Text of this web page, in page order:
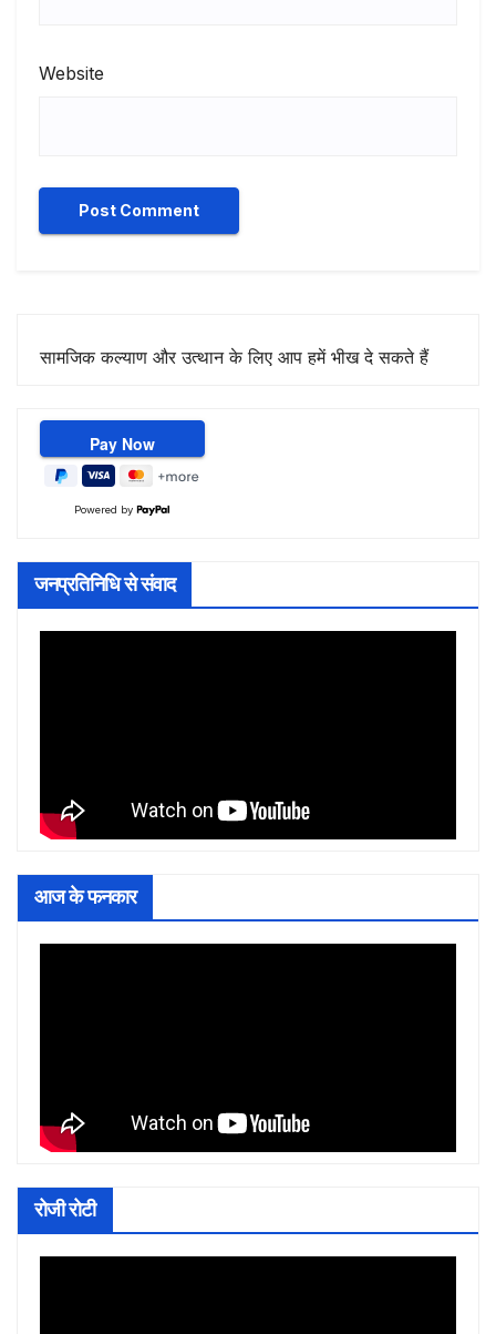
Website
सामजिक कल्याण और उत्थान के लिए आप हमें भीख दे सकते हैं
Powered by
जनप्रतिनिधि से संवाद
आज के फनकार
रोजी रोटी